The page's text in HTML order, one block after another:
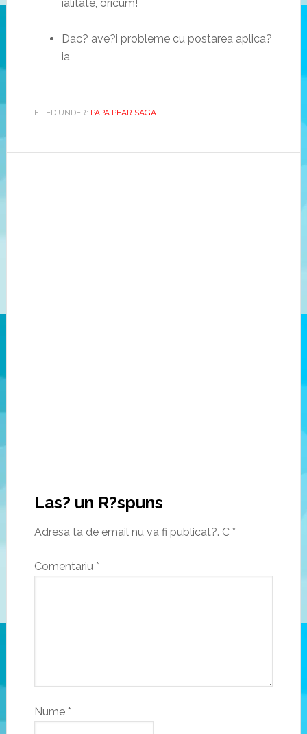
ialitate, oricum!
Dac? ave?i probleme cu postarea aplica?
ia
FILED UNDER: PAPA PEAR SAGA
Las? un R?spuns
Adresa ta de email nu va fi publicat?. C *
Comentariu *
Nume *